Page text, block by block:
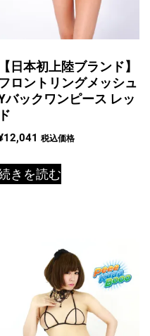
【日本初上陸ブランド】
フロントリングメッシュ
バックワンピース レッ
ド
12,041 税込価格
きを読む